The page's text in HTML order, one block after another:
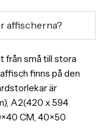
affischerna?
från små till stora
finns på den
är
A2(420 x 594
CM, 40×50